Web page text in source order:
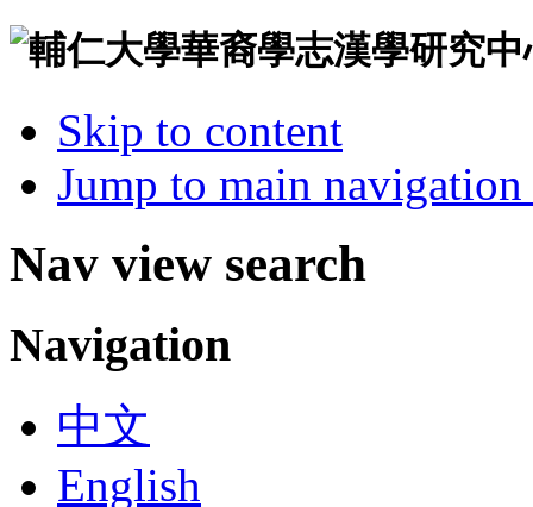
Skip to content
Jump to main
Nav view search
Navigation
中文
English